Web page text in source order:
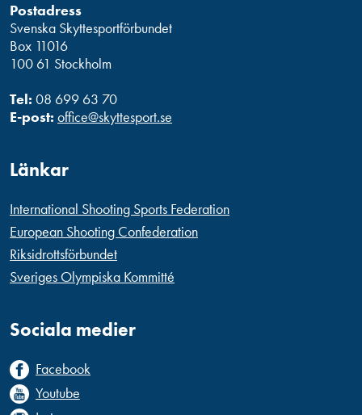
Postadress
Svenska Skyttesportförbundet
Box 11016
100 61 Stockholm
Tel: 08 699 63 70
E-post: office@skyttesport.se
Länkar
International Shooting Sports Federation
European Shooting Confederation
Riksidrottsförbundet
Sveriges Olympiska Kommitté
Sociala medier
Facebook
Youtube